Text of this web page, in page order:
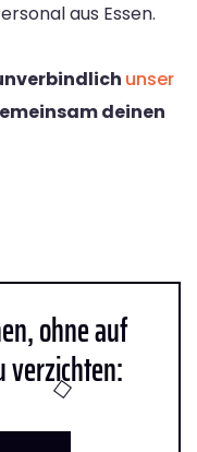
aus Essen.
unser
deinen
ohne auf
verzichten: